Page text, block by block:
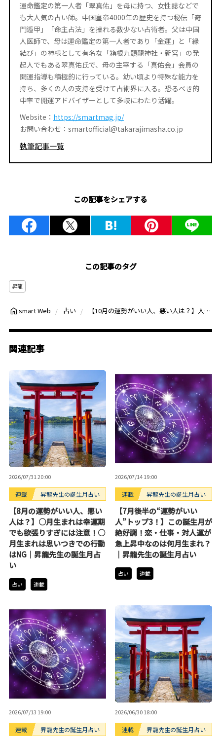
運命鑑定の第一人者「翠真佑」を母に持つ、女性誌などで
も大人気の占い師。中国皇帝4000年の歴史を持つ秘伝「奇
門遁甲」「命主占法」を操れる数少ない占術者。父は中国
人医師で、母は運命鑑定の第一人者であり「金運」と「縁
結び」の神様として有名な「箱根九頭龍神社・新宮」の発
起人でもある翠真佑氏で、母の主宰する「真佑会」会員の
開運指導も積極的に行っている。幼い頃より特殊な能力を
持ち、多くの人の支持を受けて占術界に入る。恐るべき的
中率で開運アドバイザーとして多岐にわたり活躍。
Website： https://smartmag.jp/
お問い合わせ：smartofficial@takarajimasha.co.jp
執筆記事一覧
この記事をシェアする
この記事のタグ
昇龍
smart Web 占い 【10月の運勢がいい人、悪い人は？】人気運UPの○月生まれは良縁に期待！○月生まれは頑固さが裏目に
関連記事
2026/07/31 20:00
連載 昇龍先生の誕生月占い
【8月の運勢がいい人、悪い
人は？】○月生まれは幸運期
でも欲張りすぎには注意！○
月生まれは思いつきでの行動
はNG｜昇龍先生の誕生月占
い
占い 連載
2026/07/14 19:00
連載 昇龍先生の誕生月占い
【7月後半の“運勢がいい
人”トップ3！】この誕生月が
絶好調！恋・仕事・対人運が
急上昇中なのは何月生まれ？
｜昇龍先生の誕生月占い
占い 連載
2026/07/13 19:00
連載 昇龍先生の誕生月占い
2026/06/30 18:00
連載 昇龍先生の誕生月占い